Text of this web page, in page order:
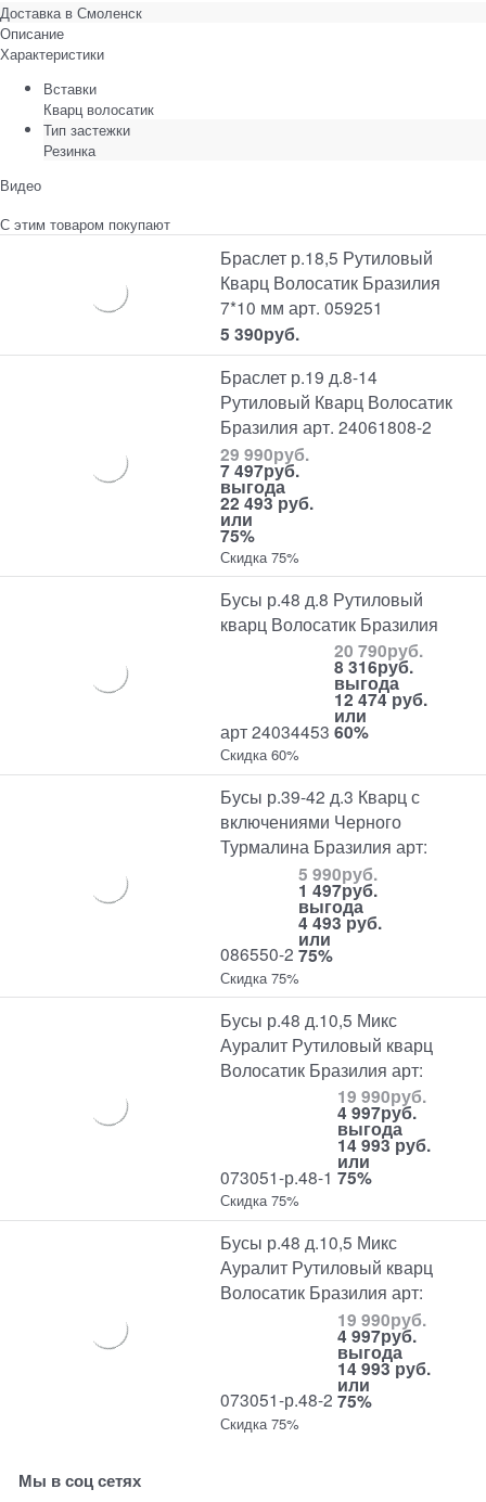
Доставка в Смоленск
Описание
Характеристики
Вставки
Кварц волосатик
Тип застежки
Резинка
Видео
С этим товаром покупают
Браслет р.18,5 Рутиловый
Кварц Волосатик Бразилия
7*10 мм арт. 059251
5 390руб.
Браслет р.19 д.8-14
Рутиловый Кварц Волосатик
Бразилия арт. 24061808-2
29 990руб.
7 497руб.
выгода
22 493 руб.
или
75%
Скидка 75%
Бусы р.48 д.8 Рутиловый
кварц Волосатик Бразилия
арт 24034453
20 790руб.
8 316руб.
выгода
12 474 руб.
или
60%
Скидка 60%
Бусы р.39-42 д.3 Кварц с
включениями Черного
Турмалина Бразилия арт:
086550-2
5 990руб.
1 497руб.
выгода
4 493 руб.
или
75%
Скидка 75%
Бусы р.48 д.10,5 Микс
Ауралит Рутиловый кварц
Волосатик Бразилия арт:
073051-р.48-1
19 990руб.
4 997руб.
выгода
14 993 руб.
или
75%
Скидка 75%
Бусы р.48 д.10,5 Микс
Ауралит Рутиловый кварц
Волосатик Бразилия арт:
073051-р.48-2
19 990руб.
4 997руб.
выгода
14 993 руб.
или
75%
Скидка 75%
Мы в соц сетях